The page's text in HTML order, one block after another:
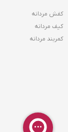
کفش مردانه
کیف مردانه
کمربند مردانه